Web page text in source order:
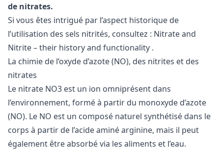
de nitrates.
Si vous êtes intrigué par l’aspect historique de
l’utilisation des sels nitrités, consultez : Nitrate and
Nitrite – their history and functionality .
La chimie de l’oxyde d’azote (NO), des nitrites et des
nitrates
Le nitrate NO3 est un ion omniprésent dans
l’environnement, formé à partir du monoxyde d’azote
(NO). Le NO est un composé naturel synthétisé dans le
corps à partir de l’acide aminé arginine, mais il peut
également être absorbé via les aliments et l’eau.